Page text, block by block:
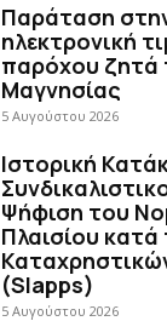
Παράταση
ηλεκτρονική
παρόχου ζητά
Μαγνησίας
5 Αυγούστου 2026
Ιστορική
Ψήφιση του
Πλαισίου
(Slapps)
5 Αυγούστου 2026